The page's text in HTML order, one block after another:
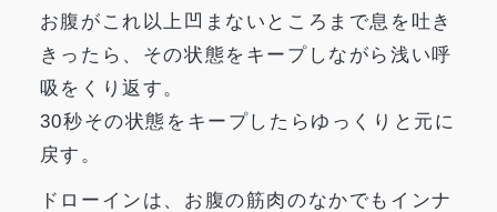
お腹がこれ以上凹まないところまで息を吐き
きったら、その状態をキープしながら浅い呼
吸をくり返す。
30秒その状態をキープしたらゆっくりと元に
戻す。
ドローインは、お腹の筋肉のなかでもインナ